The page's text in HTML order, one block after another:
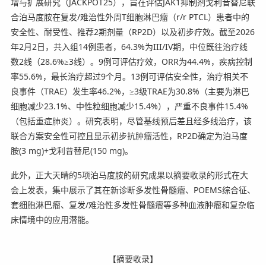
合泊马度胺在复发/难治性外周T细胞淋巴瘤（r/r PTCL）患者中的
安全性、耐受性、推荐2期剂量（RP2D）以及初步疗效。截至2026
年2月2日，共入组14例患者，64.3%为III/IV期，中位既往治疗线
数2线（28.6%≥3线）。9例可评估疗效，ORR为44.4%，疾病控制
率55.6%，最长治疗超过9个月。13例可评估安全性，治疗相关不
良事件（TRAE）发生率46.2%，≥3级TRAE为30.8%（主要为淋巴
细胞减少23.1%、中性粒细胞减少15.4%），严重不良事件15.4%
（包括重症肺炎）。研究表明，尽管基线预后差且经多线治疗，该
联合方案安全性可控且显示初步抗肿瘤活性，RP2D确定为泊马度
胺(3 mg)+戈利昔替尼(150 mg)。
此外，正大天晴的5项泊马度胺的研究成果以摘要收录的形式在大
会上发表，集中展示了其在新诊断多发性骨髓瘤、POEMS综合征、
套细胞淋巴瘤、复发/难治性多发性骨髓瘤等多种血液肿瘤和复杂临
床情境中的应用潜能。
【摘要收录】